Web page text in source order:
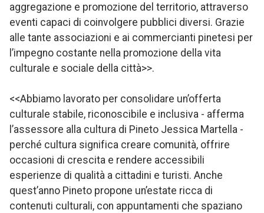
aggregazione e promozione del territorio, attraverso
eventi capaci di coinvolgere pubblici diversi. Grazie
alle tante associazioni e ai commercianti pinetesi per
l’impegno costante nella promozione della vita
culturale e sociale della città>>.
<<Abbiamo lavorato per consolidare un’offerta
culturale stabile, riconoscibile e inclusiva - afferma
l’assessore alla cultura di Pineto Jessica Martella -
perché cultura significa creare comunità, offrire
occasioni di crescita e rendere accessibili
esperienze di qualità a cittadini e turisti. Anche
quest’anno Pineto propone un’estate ricca di
contenuti culturali, con appuntamenti che spaziano